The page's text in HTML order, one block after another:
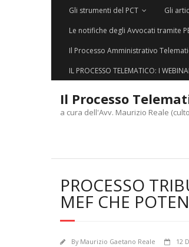
Gli strumenti del PCT Gli
Le notifiche degli Avvocati tramite
Il Processo Amministrativo
IL PROCESSO TELEMATICO: I
Il Processo
a cura dell'Avv. Maurizio Reale
PROCESSO
MEF CHE
By Maurizio Gaetano Reale 12